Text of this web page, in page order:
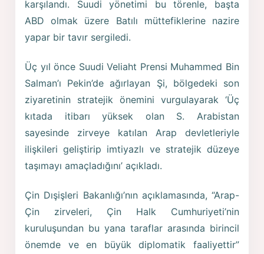
karşılandı. Suudi yönetimi bu törenle, başta
ABD olmak üzere Batılı müttefiklerine nazire
yapar bir tavır sergiledi.
Üç yıl önce Suudi Veliaht Prensi Muhammed Bin
Salman’ı Pekin’de ağırlayan Şi, bölgedeki son
ziyaretinin stratejik önemini vurgulayarak ‘Üç
kıtada itibarı yüksek olan S. Arabistan
sayesinde zirveye katılan Arap devletleriyle
ilişkileri geliştirip imtiyazlı ve stratejik düzeye
taşımayı amaçladığını’ açıkladı.
Çin Dışişleri Bakanlığı’nın açıklamasında, “Arap-
Çin zirveleri, Çin Halk Cumhuriyeti’nin
kuruluşundan bu yana taraflar arasında birincil
önemde ve en büyük diplomatik faaliyettir”